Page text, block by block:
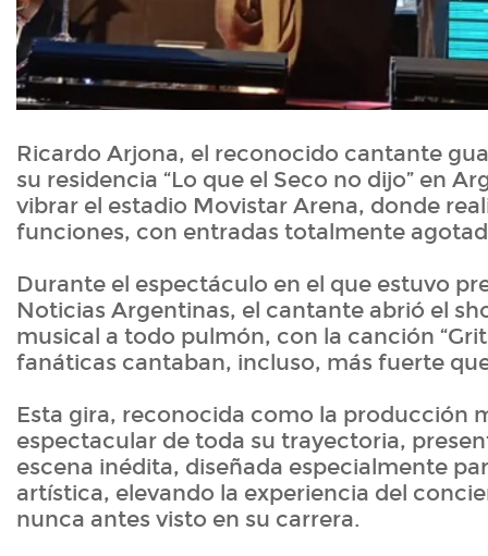
Ricardo Arjona, el reconocido cantante
su residencia “Lo que el Seco no dijo” en
vibrar el estadio Movistar Arena, donde
funciones, con entradas totalmente
Durante el espectáculo en el que estuvo
Noticias Argentinas, el cantante abrió el
musical a todo pulmón, con la canción
fanáticas cantaban, incluso, más fuerte
Esta gira, reconocida como la producción
espectacular de toda su trayectoria,
escena inédita, diseñada especialmente
artística, elevando la experiencia del
nunca antes visto en su carrera.